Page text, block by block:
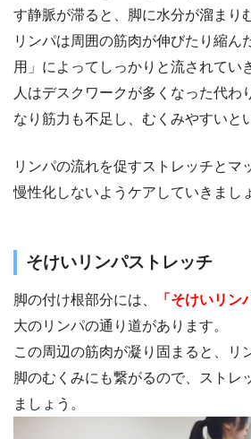
す静脈が滞ると、脚に水分が溜まり
リンパは周囲の筋肉が伸びたり縮ん
用」によってしっかりと流されてい
人はデスクワークが多くなった代わ
なり筋力も不足し、むくみやすいと
リンパの流れを促すストレッチとマ
慢性化しないようケアしていきまし
そけいリンパストレッチ
脚の付け根部分には、 「そけいリン
大のリンパの通り道があります。
この周辺の筋肉が凝り固まると、リ
脚のむくみにも繋がるので、ストレ
ましょう。